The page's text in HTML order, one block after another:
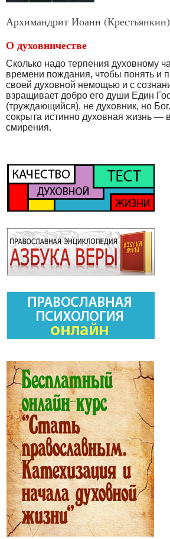
Архимандрит Иоанн (Крестьянкин)
О духовничестве
Сколько надо терпения духовному
времени пождания, чтобы понять и
своей духовной немощью и с
взращивает добро его души Един
(труждающийся), не духовник, но
сокрыта истинно духовная жизнь —
смирения.